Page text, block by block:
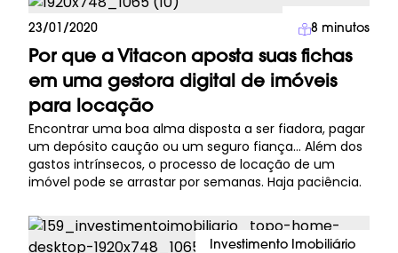
Imprensa
23/01/2020 8 minutos
Por que a Vitacon aposta suas fichas
em uma gestora digital de imóveis
para locação
Encontrar uma boa alma disposta a ser fiadora, pagar
um depósito caução ou um seguro fiança… Além dos
gastos intrínsecos, o processo de locação de um
imóvel pode se arrastar por semanas. Haja paciência.
Investimento Imobiliário